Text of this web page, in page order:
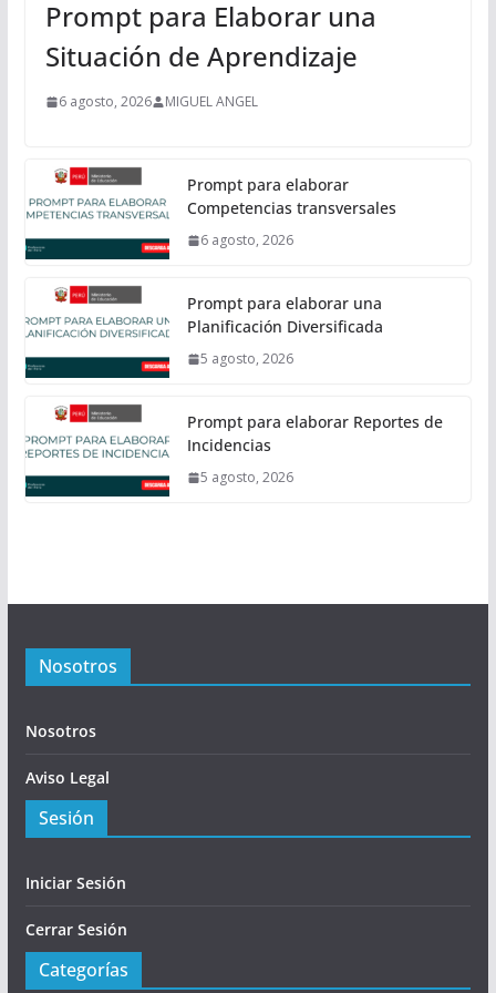
Prompt para Elaborar una
Situación de Aprendizaje
6 agosto, 2026 MIGUEL ANGEL
Prompt para elaborar
Competencias transversales
6 agosto, 2026
Prompt para elaborar una
Planificación Diversificada
5 agosto, 2026
Prompt para elaborar Reportes de
Incidencias
5 agosto, 2026
Nosotros
Nosotros
Aviso Legal
Sesión
Iniciar Sesión
Cerrar Sesión
Categorías